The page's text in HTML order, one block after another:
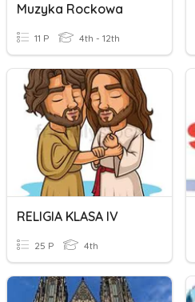
Muzyka Rockowa
11 P 4th - 12th
RELIGIA KLASA IV
25 P 4th